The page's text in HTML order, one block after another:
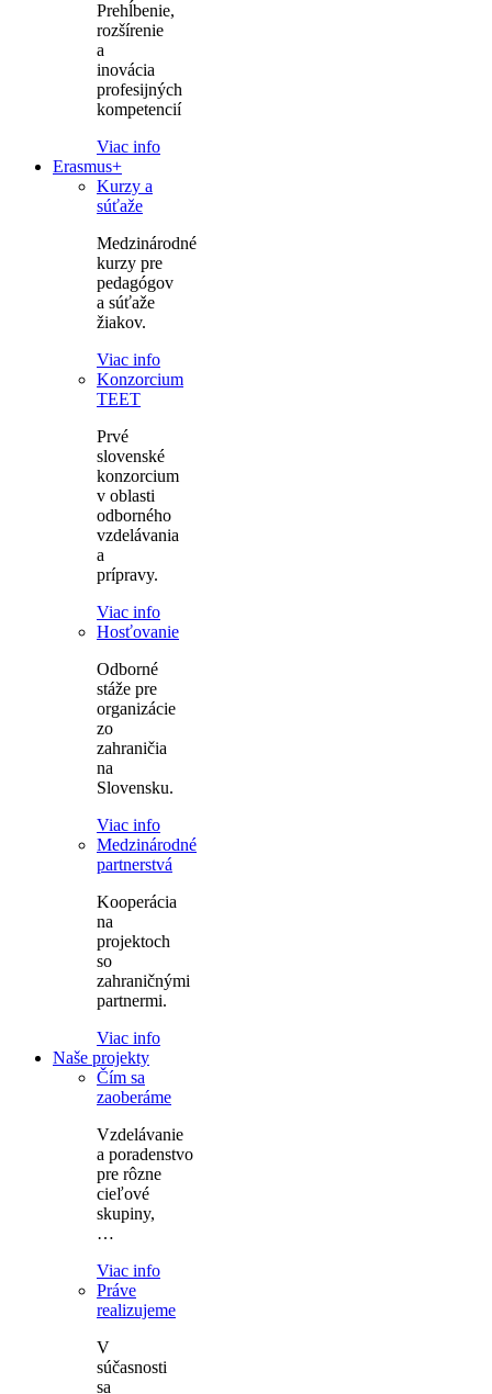
Prehĺbenie,
rozšírenie
a
inovácia
profesijných
kompetencií
Viac info
Erasmus+
Kurzy a
súťaže
Medzinárodné
kurzy pre
pedagógov
a súťaže
žiakov.
Viac info
Konzorcium
TEET
Prvé
slovenské
konzorcium
v oblasti
odborného
vzdelávania
a
prípravy.
Viac info
Hosťovanie
Odborné
stáže pre
organizácie
zo
zahraničia
na
Slovensku.
Viac info
Medzinárodné
partnerstvá
Kooperácia
na
projektoch
so
zahraničnými
partnermi.
Viac info
Naše projekty
Čím sa
zaoberáme
Vzdelávanie
a poradenstvo
pre rôzne
cieľové
skupiny,
…
Viac info
Práve
realizujeme
V
súčasnosti
sa